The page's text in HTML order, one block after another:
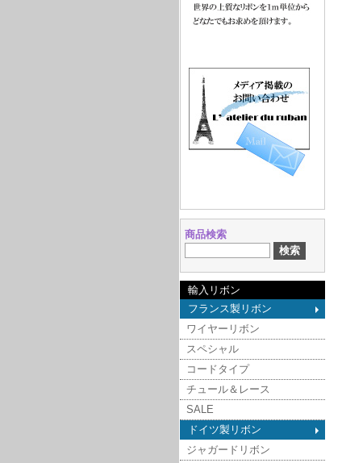
商品検索
輸入リボン
フランス製リボン
ワイヤーリボン
スペシャル
コードタイプ
チュール＆レース
SALE
ドイツ製リボン
ジャガードリボン